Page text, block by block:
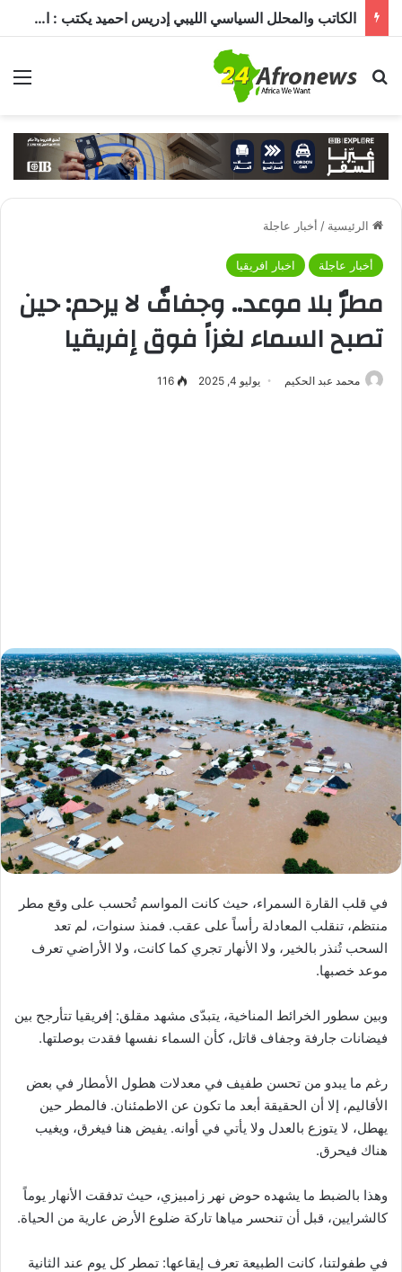
الكاتب والمحلل السياسي الليبي إدريس احميد يكتب : الكاميرون في ظل غياب بول بيا… قراءة في المشهد وأسباب الغياب ومآلات الأوضاع
بحث عن
الرئيسية / أخبار عاجلة
أخبار عاجلة اخبار افريقيا
مطرٌ بلا موعد.. وجفافٌ لا يرحم: حين
تصبح السماء لغزاً فوق إفريقيا
محمد عبد الحكيم يوليو 4, 2025 116
في قلب القارة السمراء، حيث كانت المواسم تُحسب على وقع مطر
منتظم، تنقلب المعادلة رأساً على عقب. فمنذ سنوات، لم تعد
السحب تُنذر بالخير، ولا الأنهار تجري كما كانت، ولا الأراضي تعرف
موعد خصبها.
وبين سطور الخرائط المناخية، يتبدّى مشهد مقلق: إفريقيا تتأرجح بين
فيضانات جارفة وجفاف قاتل، كأن السماء نفسها فقدت بوصلتها.
رغم ما يبدو من تحسن طفيف في معدلات هطول الأمطار في بعض
الأقاليم، إلا أن الحقيقة أبعد ما تكون عن الاطمئنان. فالمطر حين
يهطل، لا يتوزع بالعدل ولا يأتي في أوانه. يفيض هنا فيغرق، ويغيب
هناك فيحرق.
وهذا بالضبط ما يشهده حوض نهر زامبيزي، حيث تدفقت الأنهار يوماً
كالشرايين، قبل أن تنحسر مياها تاركة ضلوع الأرض عارية من الحياة.
في طفولتنا، كانت الطبيعة تعرف إيقاعها: تمطر كل يوم عند الثانية